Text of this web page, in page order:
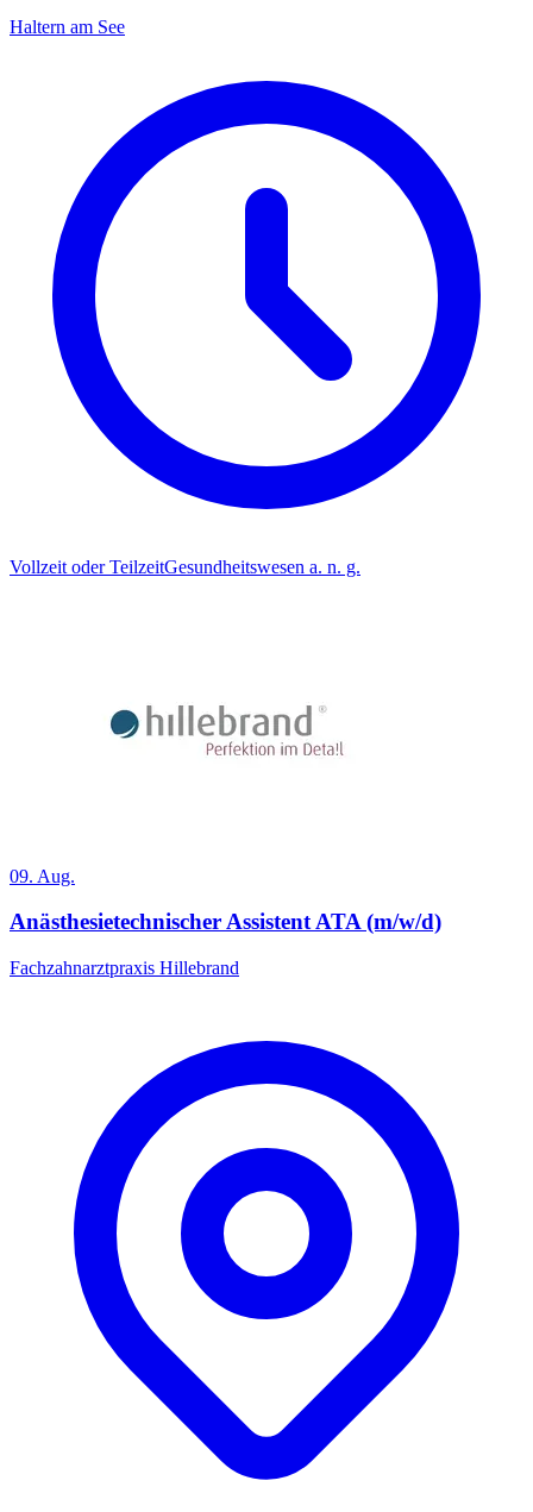
Haltern am See
Vollzeit oder TeilzeitGesundheitswesen a. n. g.
09. Aug.
Anästhesietechnischer Assistent ATA (m/w/d)
Fachzahnarztpraxis Hillebrand